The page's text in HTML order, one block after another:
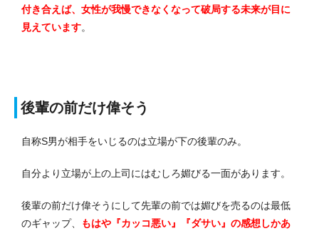
付き合えば、女性が我慢できなくなって破局する未来が目に
見えています。
後輩の前だけ偉そう
自称S男が相手をいじるのは立場が下の後輩のみ。
自分より立場が上の上司にはむしろ媚びる一面があります。
後輩の前だけ偉そうにして先輩の前では媚びを売るのは最低
のギャップ、
もはや『カッコ悪い』『ダサい』の感想しかあ